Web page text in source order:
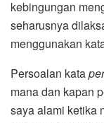
kebingungan
seharusnya
menggunakan
Persoalan kata
mana dan kapan
saya alami ketika